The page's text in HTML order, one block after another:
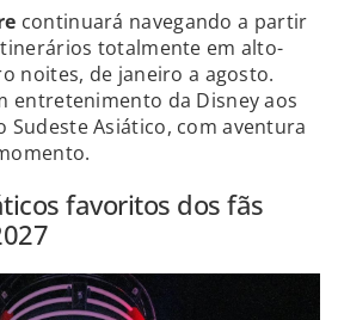
continuará navegando a partir
totalmente em alto-
noites, de janeiro a agosto.
entretenimento da Disney aos
Sudeste Asiático, com aventura
favoritos dos fãs